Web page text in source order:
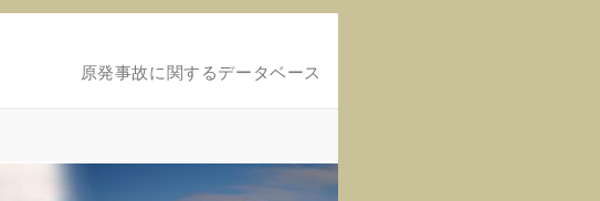
原発事故に関するデータベース